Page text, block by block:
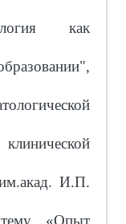
как
И.П.
«Опыт